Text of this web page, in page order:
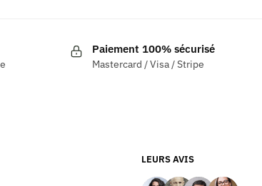
plusieurs
variations.
choisies
sur
Paiement 100% sécurisé
Mastercard / Visa / Stripe
LEURS AVIS